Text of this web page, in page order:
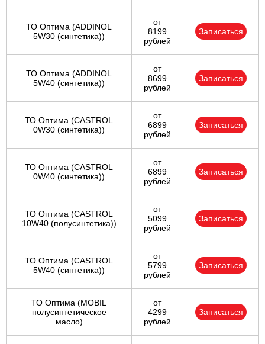
ТО Оптима (ADDINOL
5W30 (синтетика))
от
8199
рублей
Записаться
ТО Оптима (ADDINOL
5W40 (синтетика))
от
8699
рублей
Записаться
ТО Оптима (CASTROL
0W30 (синтетика))
от
6899
рублей
Записаться
ТО Оптима (CASTROL
0W40 (синтетика))
от
6899
рублей
Записаться
ТО Оптима (CASTROL
10W40 (полусинтетика))
от
5099
рублей
Записаться
ТО Оптима (CASTROL
5W40 (синтетика))
от
5799
рублей
Записаться
ТО Оптима (MOBIL
полусинтетическое
масло)
от
4299
рублей
Записаться